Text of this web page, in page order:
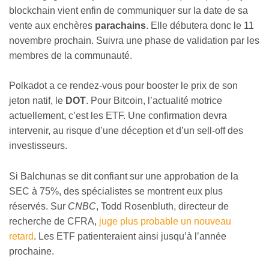
blockchain vient enfin de communiquer sur la date de sa
vente aux enchères parachains. Elle débutera donc le 11
novembre prochain. Suivra une phase de validation par les
membres de la communauté.
Polkadot a ce rendez-vous pour booster le prix de son
jeton natif, le DOT. Pour Bitcoin, l’actualité motrice
actuellement, c’est les ETF. Une confirmation devra
intervenir, au risque d’une déception et d’un sell-off des
investisseurs.
Si Balchunas se dit confiant sur une approbation de la
SEC à 75%, des spécialistes se montrent eux plus
réservés. Sur CNBC, Todd Rosenbluth, directeur de
recherche de CFRA, juge plus probable un nouveau
retard. Les ETF patienteraient ainsi jusqu’à l’année
prochaine.